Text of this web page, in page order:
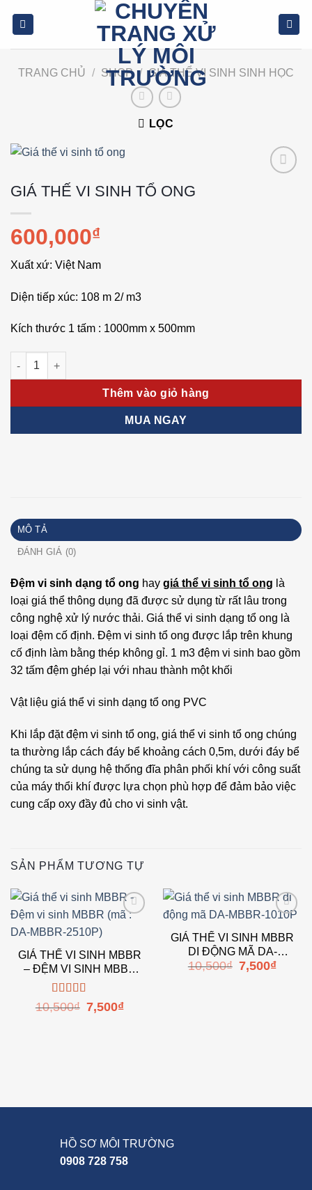
TRANG CHỦ
/ SHOP / GIÁ THỂ VI SINH SINH HỌC
LỌC
GIÁ THẾ VI SINH TỔ ONG
600,000₫
Xuất xứ: Việt Nam
Diện tiếp xúc: 108 m 2/ m3
Kích thước 1 tấm : 1000mm x 500mm
Giá thế vi sinh tổ ong số lượng
Thêm vào giỏ hàng
MUA NGAY
MÔ TẢ
ĐÁNH GIÁ (0)
Đệm vi sinh dạng tổ ong hay giá thể vi sinh tổ ong là
loại giá thể thông dụng đã được sử dụng từ rất lâu trong
công nghệ xử lý nước thải. Giá thể vi sinh dạng tổ ong là
loại đệm cố định. Đệm vi sinh tổ ong được lắp trên khung
cố định làm bằng thép không gỉ. 1 m3 đệm vi sinh bao gồm
32 tấm đệm ghép lại với nhau thành một khối
Vật liệu giá thể vi sinh dạng tổ ong PVC
Khi lắp đặt đệm vi sinh tổ ong, giá thể vi sinh tổ ong chúng
ta thường lắp cách đáy bể khoảng cách 0,5m, dưới đáy bể
chúng ta sử dụng hệ thống đĩa phân phối khí với công suất
của máy thổi khí được lựa chọn phù hợp để đảm bảo việc
cung cấp oxy đầy đủ cho vi sinh vật.
SẢN PHẨM TƯƠNG TỰ
GIÁ THỂ VI SINH MBBR
– ĐỆM VI SINH MBBR
(MÃ : DA-MBBR-2510P)
Được xếp
hạng
5.005
10,500₫
Giá
gốc
7,500₫Giá
wishlist
GIÁ THỂ VI SINH MBBR
DI ĐỘNG MÃ DA-
MBBR-1010P
10,500₫
Giá
gốc
7,500₫Giá
HỒ SƠ MÔI TRƯỜNG
0908 728 758